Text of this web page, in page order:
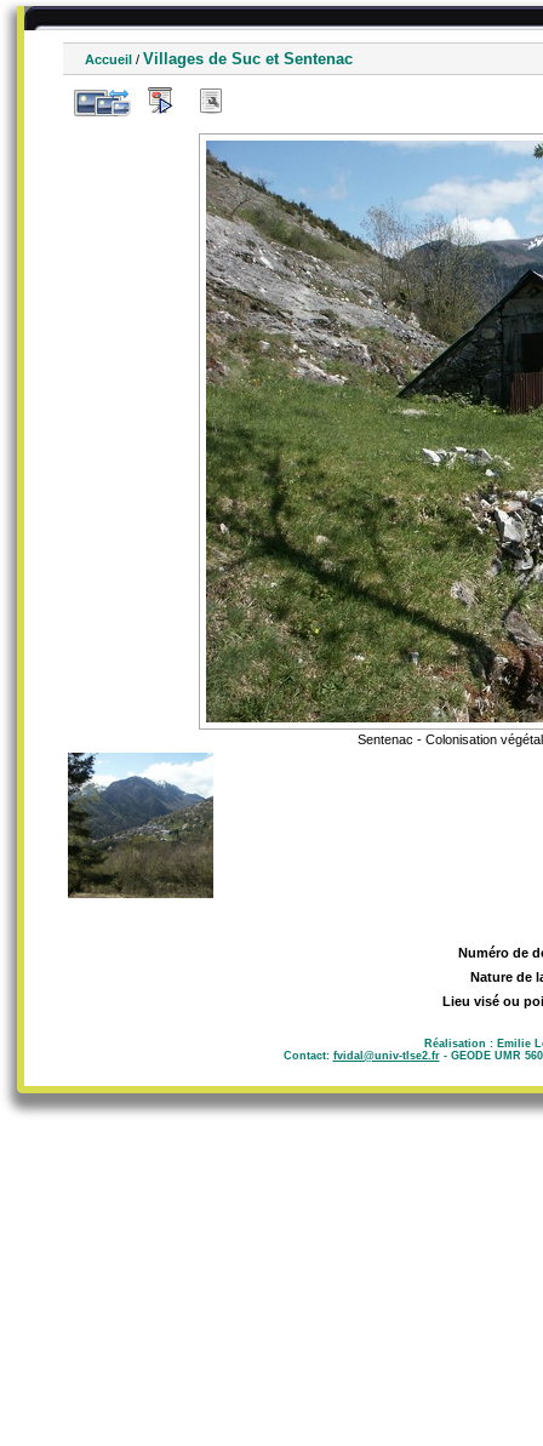
Accueil / Villages de Suc et Sentenac
Sentenac - Colonisation
Numéro de
Nature de
Lieu visé ou
Réalisation : Emilie
Contact: fvidal@univ-tlse2.fr- GEODE UMR